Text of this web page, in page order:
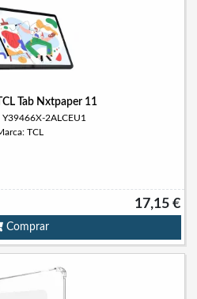
Tab Nxtpaper 11
Y39466X-2ALCEU1
TCL
17,15 €
Comprar